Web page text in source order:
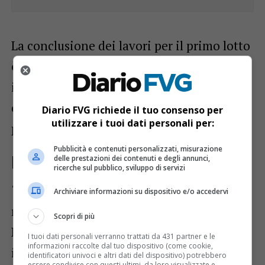
La conclusione dei lavori per il primo lotto
è fissata per
inizieranno i lavori del secondo lotto, la
cui ultimazione è prevista per la
primavera del 2027.
Le dichiarazioni dei protagonisti
“Grazie agli interventi che saranno
realizzati,i lavoratori del Carnia
Industrial Park potranno raggiungere
il luogo di lavoro in bici, in sicurezza e
Diario FVG richiede il tuo consenso per
utilizzare i tuoi dati personali per:
Pubblicità e contenuti personalizzati, misurazione
delle prestazioni dei contenuti e degli annunci,
ricerche sul pubblico, sviluppo di servizi
Archiviare informazioni su dispositivo e/o accedervi
Scopri di più
I tuoi dati personali verranno trattati da 431 partner e le
informazioni raccolte dal tuo dispositivo (come cookie,
identificatori univoci e altri dati del dispositivo) potrebbero